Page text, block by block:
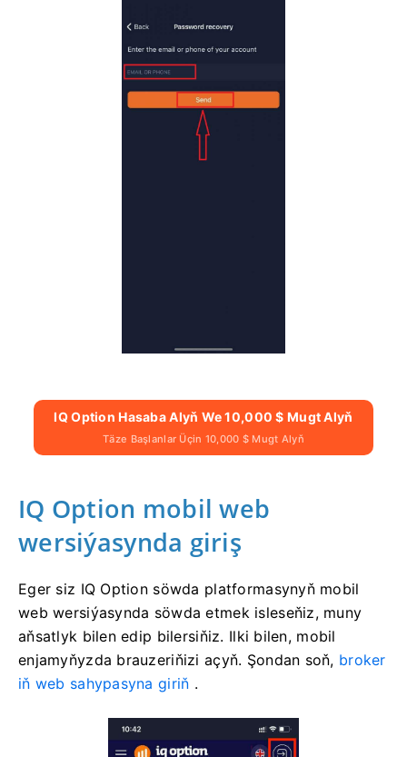
IQ Option Hasaba Alyň We 10,000 $ Mugt Alyň
Täze Başlanlar Üçin 10,000 $ Mugt Alyň
IQ Option mobil web
wersiýasynda giriş
Eger siz IQ Option söwda platformasynyň mobil
web wersiýasynda söwda etmek isleseňiz, muny
aňsatlyk bilen edip bilersiňiz. Ilki bilen, mobil
enjamyňyzda brauzeriňizi açyň. Şondan soň, broker
iň web sahypasyna giriň .